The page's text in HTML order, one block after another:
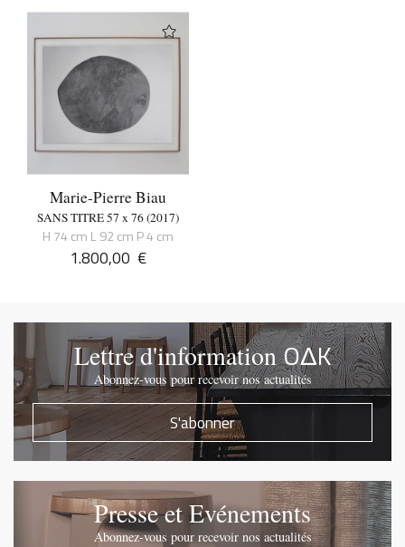
Marie-Pierre Biau
SANS TITRE 57 x 76 (2017)
H 74 cm L 92 cm P 4 cm
1.800,00 €
Lettre d'informationOΔK
Abonnez-vous pour recevoir nos actualités
S'abonner
Presse et Evénements
Abonnez-vous pour recevoir nos actualités